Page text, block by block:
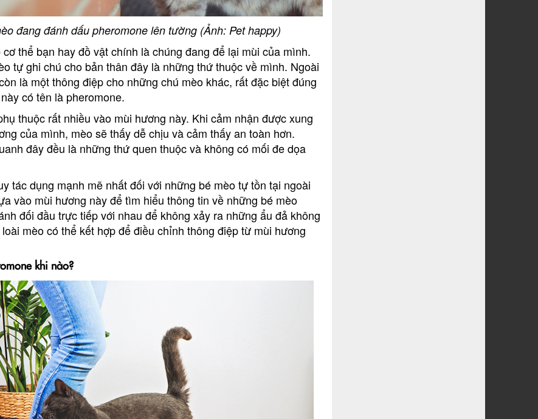
đang đánh dấu pheromone lên tường (Ảnh: Pet happy)
thể bạn hay đồ vật chính là chúng đang để lại mùi của mình.
tự ghi chú cho bản thân đây là những thứ thuộc về mình. Ngoài
là một thông điệp cho những chú mèo khác, rất đặc biệt đúng
có tên là pheromone.
thuộc rất nhiều vào mùi hương này. Khi cảm nhận được xung
của mình, mèo sẽ thấy dễ chịu và cảm thấy an toàn hơn.
đây đều là những thứ quen thuộc và không có mối đe dọa
tác dụng mạnh mẽ nhất đối với những bé mèo tự tồn tại ngoài
vào mùi hương này để tìm hiểu thông tin về những bé mèo
đối đầu trực tiếp với nhau để không xảy ra những ẩu đả không
mèo có thể kết hợp để điều chỉnh thông điệp từ mùi hương
khi nào?